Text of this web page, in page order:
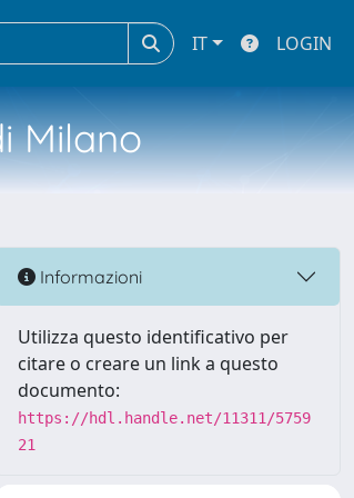
IT LOGIN
Milano
Informazioni
Utilizza questo identificativo per
citare o creare un link a questo
documento:
https://hdl.handle.net/11311/5759
21